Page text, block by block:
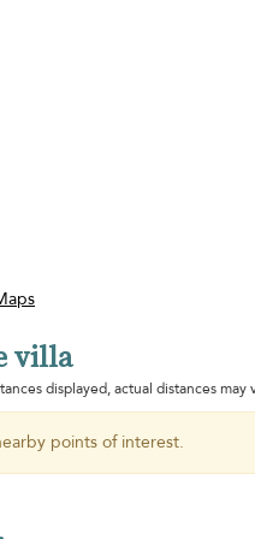
villa
displayed, actual distances may
points of interest.